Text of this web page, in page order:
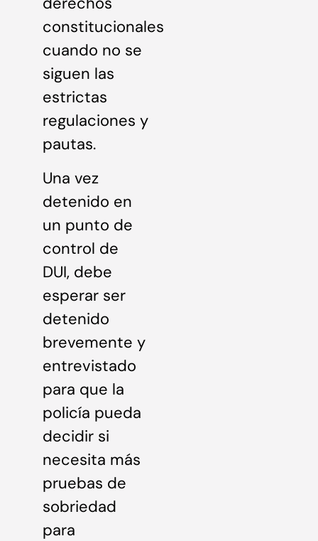
constitucionales
cuando no se
siguen las
estrictas
regulaciones y
pautas.
Una vez
detenido en
un punto de
control de
DUI, debe
esperar ser
detenido
brevemente y
entrevistado
para que la
policía pueda
decidir si
necesita más
pruebas de
sobriedad
para